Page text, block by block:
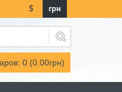
$ грн
0 (0.00грн)